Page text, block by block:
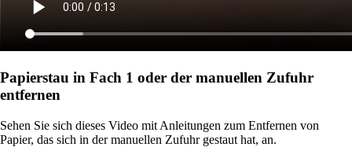
Papierstau in Fach 1 oder der manuellen Zufuhr
entfernen
Sehen Sie sich dieses Video mit Anleitungen zum Entfernen von
Papier, das sich in der manuellen Zufuhr gestaut hat, an.